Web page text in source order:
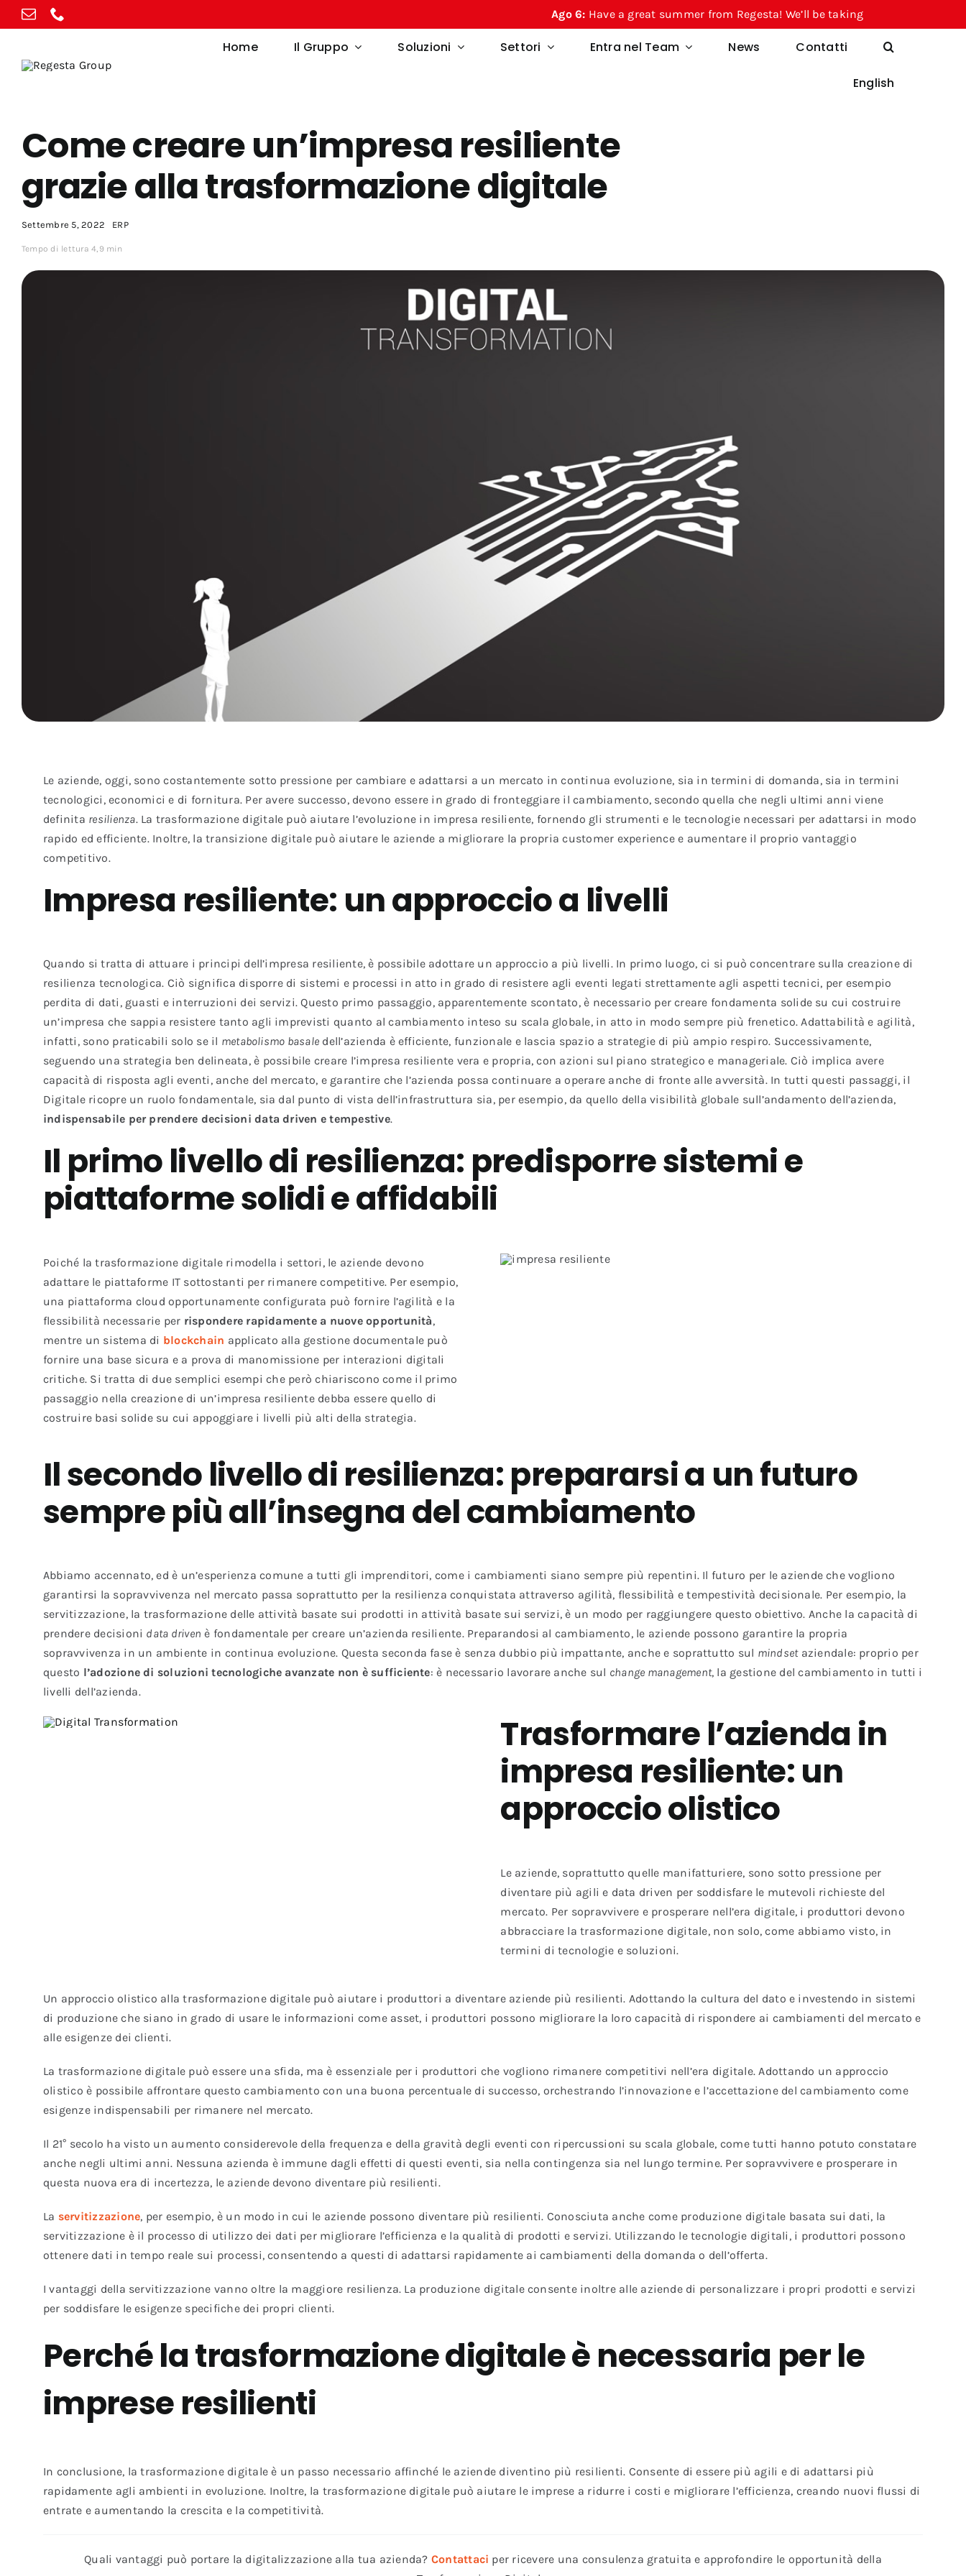
al
Have a great summer from Regesta! We’ll be taking a break from August 10
Home Il Gruppo Soluzioni Settori Entra nel Team News Contatti
English
Come creare un’impresa resiliente
grazie alla trasformazione digitale
Settembre 5, 2022 ERP
Tempo di lettura 4,9 min
Le aziende, oggi, sono costantemente sotto pressione per cambiare e adattarsi a un mercato in continua evoluzione, sia in termini di domanda, sia in termini
tecnologici, economici e di fornitura. Per avere successo, devono essere in grado di fronteggiare il cambiamento, secondo quella che negli ultimi anni viene
definita resilienza. La trasformazione digitale può aiutare l’evoluzione in impresa resiliente, fornendo gli strumenti e le tecnologie necessari per adattarsi in modo
rapido ed efficiente. Inoltre, la transizione digitale può aiutare le aziende a migliorare la propria customer experience e aumentare il proprio vantaggio
competitivo.
Impresa resiliente: un approccio a livelli
Quando si tratta di attuare i principi dell’impresa resiliente, è possibile adottare un approccio a più livelli. In primo luogo, ci si può concentrare sulla creazione di
resilienza tecnologica. Ciò significa disporre di sistemi e processi in atto in grado di resistere agli eventi legati strettamente agli aspetti tecnici, per esempio
perdita di dati, guasti e interruzioni dei servizi. Questo primo passaggio, apparentemente scontato, è necessario per creare fondamenta solide su cui costruire
un’impresa che sappia resistere tanto agli imprevisti quanto al cambiamento inteso su scala globale, in atto in modo sempre più frenetico. Adattabilità e agilità,
infatti, sono praticabili solo se il metabolismo basale dell’azienda è efficiente, funzionale e lascia spazio a strategie di più ampio respiro. Successivamente,
seguendo una strategia ben delineata, è possibile creare l’impresa resiliente vera e propria, con azioni sul piano strategico e manageriale. Ciò implica avere
capacità di risposta agli eventi, anche del mercato, e garantire che l’azienda possa continuare a operare anche di fronte alle avversità. In tutti questi passaggi, il
Digitale ricopre un ruolo fondamentale, sia dal punto di vista dell’infrastruttura sia, per esempio, da quello della visibilità globale sull’andamento dell’azienda,
indispensabile per prendere decisioni data driven e tempestive.
Il primo livello di resilienza: predisporre sistemi e
piattaforme solidi e affidabili
Poiché la trasformazione digitale rimodella i settori, le aziende devono
adattare le piattaforme IT sottostanti per rimanere competitive. Per esempio,
una piattaforma cloud opportunamente configurata può fornire l’agilità e la
flessibilità necessarie per rispondere rapidamente a nuove opportunità,
mentre un sistema di blockchain applicato alla gestione documentale può
fornire una base sicura e a prova di manomissione per interazioni digitali
critiche. Si tratta di due semplici esempi che però chiariscono come il primo
passaggio nella creazione di un’impresa resiliente debba essere quello di
costruire basi solide su cui appoggiare i livelli più alti della strategia.
Il secondo livello di resilienza: prepararsi a un futuro
sempre più all’insegna del cambiamento
Abbiamo accennato, ed è un’esperienza comune a tutti gli imprenditori, come i cambiamenti siano sempre più repentini. Il futuro per le aziende che vogliono
garantirsi la sopravvivenza nel mercato passa soprattutto per la resilienza conquistata attraverso agilità, flessibilità e tempestività decisionale. Per esempio, la
servitizzazione, la trasformazione delle attività basate sui prodotti in attività basate sui servizi, è un modo per raggiungere questo obiettivo. Anche la capacità di
prendere decisioni data driven è fondamentale per creare un’azienda resiliente. Preparandosi al cambiamento, le aziende possono garantire la propria
sopravvivenza in un ambiente in continua evoluzione. Questa seconda fase è senza dubbio più impattante, anche e soprattutto sul mindsetaziendale: proprio per
questo l’adozione di soluzioni tecnologiche avanzate non è sufficiente: è necessario lavorare anche sul change management, la gestione del cambiamento in tutti i
livelli dell’azienda.
Trasformare l’azienda in
impresa resiliente: un
approccio olistico
Le aziende, soprattutto quelle manifatturiere, sono sotto pressione per
diventare più agili e data driven per soddisfare le mutevoli richieste del
mercato. Per sopravvivere e prosperare nell’era digitale, i produttori devono
abbracciare la trasformazione digitale, non solo, come abbiamo visto, in
termini di tecnologie e soluzioni.
Un approccio olistico alla trasformazione digitale può aiutare i produttori a diventare aziende più resilienti. Adottando la cultura del dato e investendo in sistemi
di produzione che siano in grado di usare le informazioni come asset, i produttori possono migliorare la loro capacità di rispondere ai cambiamenti del mercato e
alle esigenze dei clienti.
La trasformazione digitale può essere una sfida, ma è essenziale per i produttori che vogliono rimanere competitivi nell’era digitale. Adottando un approccio
olistico è possibile affrontare questo cambiamento con una buona percentuale di successo, orchestrando l’innovazione e l’accettazione del cambiamento come
esigenze indispensabili per rimanere nel mercato.
Il 21° secolo ha visto un aumento considerevole della frequenza e della gravità degli eventi con ripercussioni su scala globale, come tutti hanno potuto constatare
anche negli ultimi anni. Nessuna azienda è immune dagli effetti di questi eventi, sia nella contingenza sia nel lungo termine. Per sopravvivere e prosperare in
questa nuova era di incertezza, le aziende devono diventare più resilienti.
La servitizzazione, per esempio, è un modo in cui le aziende possono diventare più resilienti. Conosciuta anche come produzione digitale basata sui dati, la
servitizzazione è il processo di utilizzo dei dati per migliorare l’efficienza e la qualità di prodotti e servizi. Utilizzando le tecnologie digitali, i produttori possono
ottenere dati in tempo reale sui processi, consentendo a questi di adattarsi rapidamente ai cambiamenti della domanda o dell’offerta.
I vantaggi della servitizzazione vanno oltre la maggiore resilienza. La produzione digitale consente inoltre alle aziende di personalizzare i propri prodotti e servizi
per soddisfare le esigenze specifiche dei propri clienti.
Perché la trasformazione digitale è necessaria per le
imprese resilienti
In conclusione, la trasformazione digitale è un passo necessario affinché le aziende diventino più resilienti. Consente di essere più agili e di adattarsi più
rapidamente agli ambienti in evoluzione. Inoltre, la trasformazione digitale può aiutare le imprese a ridurre i costi e migliorare l’efficienza, creando nuovi flussi di
entrate e aumentando la crescita e la competitività.
Quali vantaggi può portare la digitalizzazione alla tua azienda? Contattaci per ricevere una consulenza gratuita e approfondire le opportunità della